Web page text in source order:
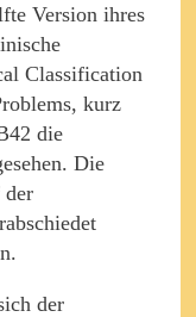
Version ihres
Classification
kurz
die
Die
der
der